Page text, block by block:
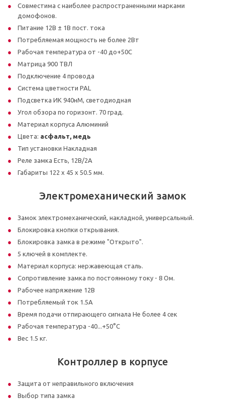
Совместима с наиболее распространенными марками
домофонов.
Питание 12В ± 1В пост. тока
Потребляемая мощность не более 2Вт
Рабочая температура от -40 до+50С
Матрица 900 ТВЛ
Подключение 4 провода
Система цветности PAL
Подсветка ИК 940нМ, светодиодная
Угол обзора по горизонт. 70 град.
Материал корпуса Алюминий
Цвета: асфальт, медь
Тип установки Накладная
Реле замка Есть, 12В/2А
Габариты 122 x 45 x 50.5 мм.
Электромеханический замок
Замок электромеханический, накладной, универсальный.
Блокировка кнопки открывания.
Блокировка замка в режиме "Открыто".
5 ключей в комплекте.
Материал корпуса: нержавеющая сталь.
Сопротивление замка по постоянному току - 8 Ом.
Рабочее напряжение 12В
Потребляемый ток 1.5А
Время подачи отпирающего сигнала Не более 4 сек
Рабочая температура -40...+50°C
Вес 1.5 кг.
Контроллер в корпусе
Защита от неправильного включения
Выбор типа замка